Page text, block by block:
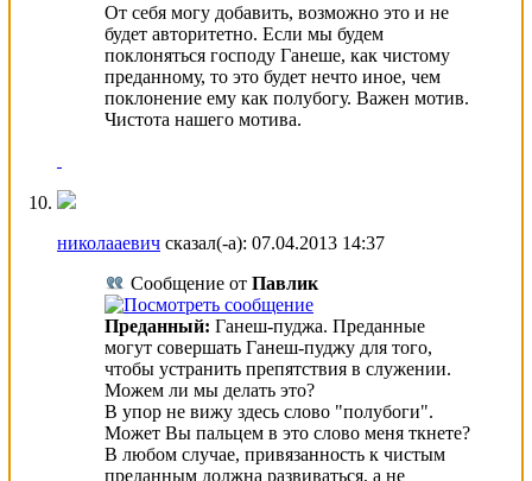
От себя могу добавить, возможно это и не
будет авторитетно. Если мы будем
поклоняться господу Ганеше, как чистому
преданному, то это будет нечто иное, чем
поклонение ему как полубогу. Важен мотив.
Чистота нашего мотива.
николааевич сказал(-а): 07.04.2013 14:37
Сообщение от Павлик
Преданный: Ганеш-пуджа. Преданные
могут совершать Ганеш-пуджу для того,
чтобы устранить препятствия в служении.
Можем ли мы делать это?
В упор не вижу здесь слово "полубоги".
Может Вы пальцем в это слово меня ткнете?
В любом случае, привязанность к чистым
преданным должна развиваться, а не